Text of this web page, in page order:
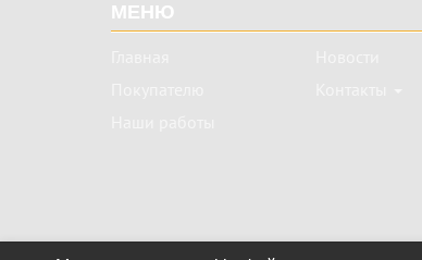
МЕНЮ